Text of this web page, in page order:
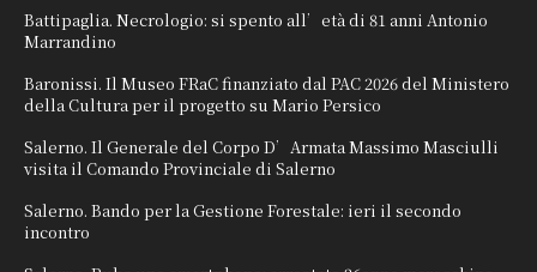
Battipaglia. Necrologio: si spento all’età di 81 anni Antonio
Marrandino
Baronissi. Il Museo FRaC finanziato dal PAC 2026 del Ministero
della Cultura per il progetto su Mario Persico
Salerno. Il Generale del Corpo D’Armata Massimo Masciulli
visita il Comando Provinciale di Salerno
Salerno. Bando per la Gestione Forestale: ieri il secondo
incontro